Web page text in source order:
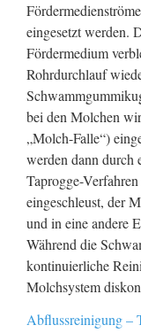
eingesetzt werden.
Fördermedium
Rohrdurchlauf
bei den Molchen
„Molch-Falle“)
werden dann durch
Taprogge-
eingeschleust, der
und in eine andere
Während die
kontinuierliche
Molchsystem
Abflussreinigung –